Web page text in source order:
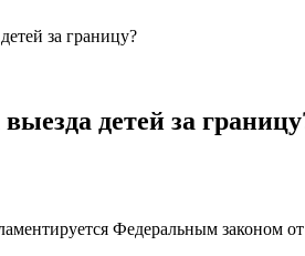
за границу?
детей за
Федеральным